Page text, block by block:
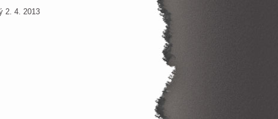
2. 4. 2013